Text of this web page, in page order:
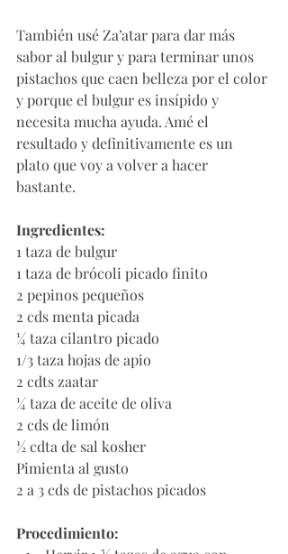
También usé Za’atar para dar más
sabor al bulgur y para terminar unos
pistachos que caen belleza por el color
y porque el bulgur es insípido y
necesita mucha ayuda. Amé el
resultado y definitivamente es un
plato que voy a volver a hacer
bastante.
Ingredientes:
1 taza de bulgur
1 taza de brócoli picado finito
2 pepinos pequeños
2 cds menta picada
¼ taza cilantro picado
1/3 taza hojas de apio
2 cdts zaatar
¼ taza de aceite de oliva
2 cds de limón
½ cdta de sal kosher
Pimienta al gusto
2 a 3 cds de pistachos picados
Procedimiento: